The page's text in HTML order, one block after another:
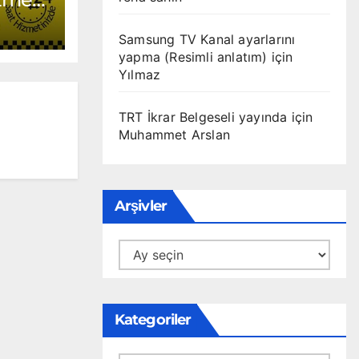
Samsung TV Kanal ayarlarını
yapma (Resimli anlatım) için
Yılmaz
TRT İkrar Belgeseli yayında için
Muhammet Arslan
Arşivler
Arşivler
Kategoriler